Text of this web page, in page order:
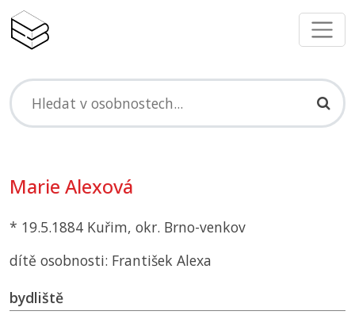
Marie Alexová
* 19.5.1884 Kuřim, okr. Brno-venkov
dítě osobnosti: František Alexa
bydliště